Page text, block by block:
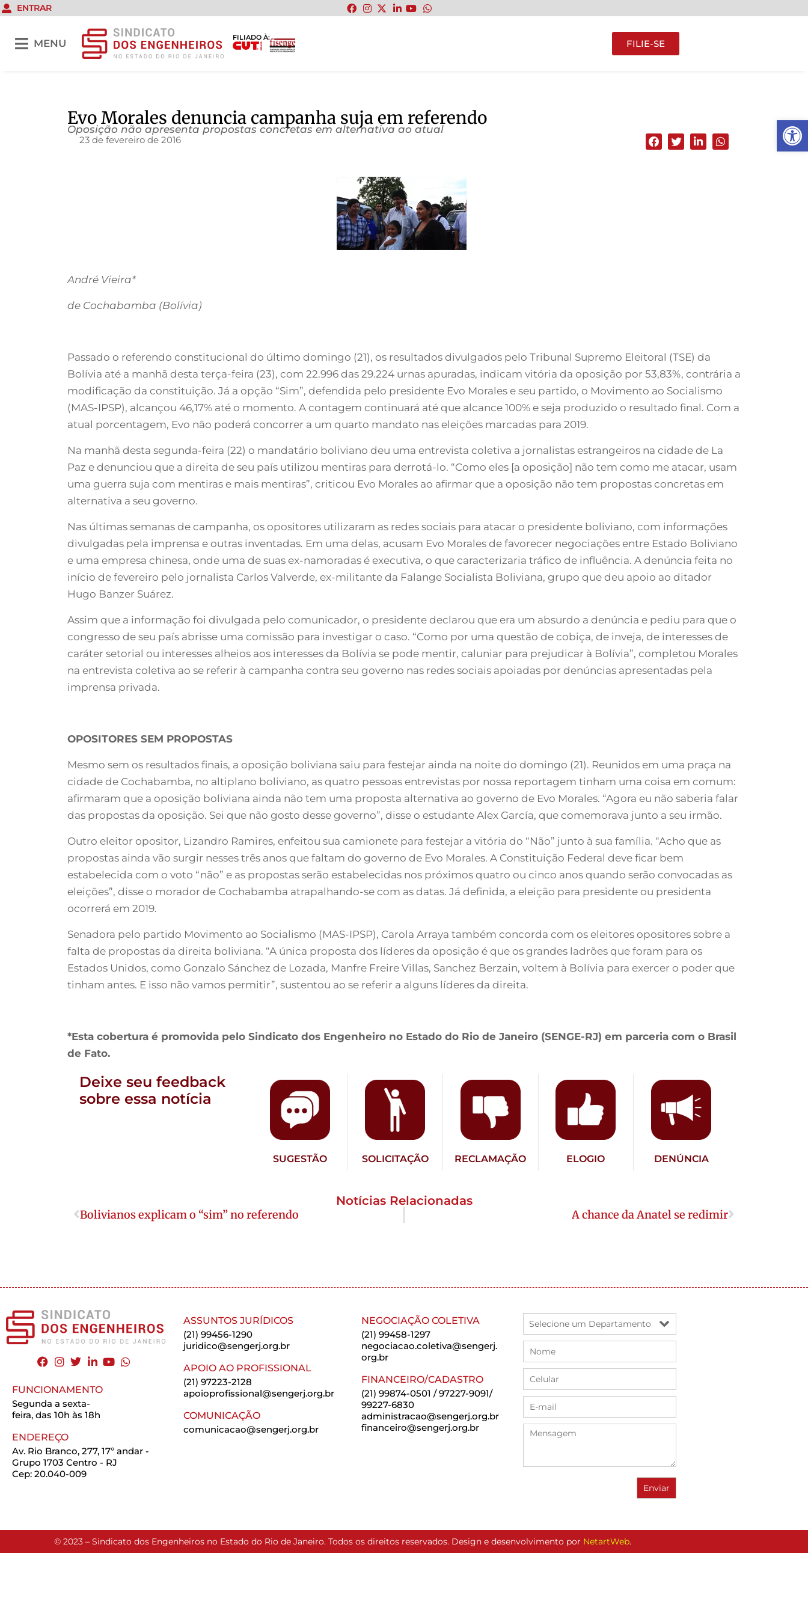
Abrir
ENTRAR
MENU
FILIADO À:
FILIE-SE
Evo Morales denuncia campanha suja em referendo
Oposição não apresenta propostas concretas em alternativa ao atual
23 de fevereiro de 2016
André Vieira*
de Cochabamba (Bolívia)
Passado o referendo constitucional do último domingo (21), os resultados divulgados pelo Tribunal Supremo Eleitoral (TSE) da
Bolívia até a manhã desta terça-feira (23), com 22.996 das 29.224 urnas apuradas, indicam vitória da oposição por 53,83%, contrária a
modificação da constituição. Já a opção “Sim”, defendida pelo presidente Evo Morales e seu partido, o Movimento ao Socialismo
(MAS-IPSP), alcançou 46,17% até o momento. A contagem continuará até que alcance 100% e seja produzido o resultado final. Com a
atual porcentagem, Evo não poderá concorrer a um quarto mandato nas eleições marcadas para 2019.
Na manhã desta segunda-feira (22) o mandatário boliviano deu uma entrevista coletiva a jornalistas estrangeiros na cidade de La
Paz e denunciou que a direita de seu país utilizou mentiras para derrotá-lo. “Como eles [a oposição] não tem como me atacar, usam
uma guerra suja com mentiras e mais mentiras”, criticou Evo Morales ao afirmar que a oposição não tem propostas concretas em
alternativa a seu governo.
Nas últimas semanas de campanha, os opositores utilizaram as redes sociais para atacar o presidente boliviano, com informações
divulgadas pela imprensa e outras inventadas. Em uma delas, acusam Evo Morales de favorecer negociações entre Estado Boliviano
e uma empresa chinesa, onde uma de suas ex-namoradas é executiva, o que caracterizaria tráfico de influência. A denúncia feita no
início de fevereiro pelo jornalista Carlos Valverde, ex-militante da Falange Socialista Boliviana, grupo que deu apoio ao ditador
Hugo Banzer Suárez.
Assim que a informação foi divulgada pelo comunicador, o presidente declarou que era um absurdo a denúncia e pediu para que o
congresso de seu país abrisse uma comissão para investigar o caso. “Como por uma questão de cobiça, de inveja, de interesses de
caráter setorial ou interesses alheios aos interesses da Bolívia se pode mentir, caluniar para prejudicar à Bolívia”, completou Morales
na entrevista coletiva ao se referir à campanha contra seu governo nas redes sociais apoiadas por denúncias apresentadas pela
imprensa privada.
OPOSITORES SEM PROPOSTAS
Mesmo sem os resultados finais, a oposição boliviana saiu para festejar ainda na noite do domingo (21). Reunidos em uma praça na
cidade de Cochabamba, no altiplano boliviano, as quatro pessoas entrevistas por nossa reportagem tinham uma coisa em comum:
afirmaram que a oposição boliviana ainda não tem uma proposta alternativa ao governo de Evo Morales. “Agora eu não saberia falar
das propostas da oposição. Sei que não gosto desse governo”, disse o estudante Alex García, que comemorava junto a seu irmão.
Outro eleitor opositor, Lizandro Ramires, enfeitou sua camionete para festejar a vitória do “Não” junto à sua família. “Acho que as
propostas ainda vão surgir nesses três anos que faltam do governo de Evo Morales. A Constituição Federal deve ficar bem
estabelecida com o voto “não” e as propostas serão estabelecidas nos próximos quatro ou cinco anos quando serão convocadas as
eleições”, disse o morador de Cochabamba atrapalhando-se com as datas. Já definida, a eleição para presidente ou presidenta
ocorrerá em 2019.
Senadora pelo partido Movimento ao Socialismo (MAS-IPSP), Carola Arraya também concorda com os eleitores opositores sobre a
falta de propostas da direita boliviana. “A única proposta dos líderes da oposição é que os grandes ladrões que foram para os
Estados Unidos, como Gonzalo Sánchez de Lozada, Manfre Freire Villas, Sanchez Berzain, voltem à Bolívia para exercer o poder que
tinham antes. E isso não vamos permitir”, sustentou ao se referir a alguns líderes da direita.
*Esta cobertura é promovida pelo Sindicato dos Engenheiro no Estado do Rio de Janeiro (SENGE-RJ) em parceria com o Brasil
de Fato.
Deixe seu feedback
sobre essa notícia
SUGESTÃO SOLICITAÇÃO RECLAMAÇÃO ELOGIO DENÚNCIA
Notícias Relacionadas
Bolivianos explicam o “sim” no referendo A chance da Anatel se redimir
FUNCIONAMENTO
Segunda a sexta-
feira, das 10h às 18h
ENDEREÇO
Av. Rio Branco, 277, 17º andar -
Grupo 1703 Centro - RJ
Cep: 20.040-009
ASSUNTOS JURÍDICOS
(21) 99456-1290
juridico@sengerj.org.br
APOIO AO PROFISSIONAL
(21) 97223-2128
apoioprofissional@sengerj.org.br
COMUNICAÇÃO
comunicacao@sengerj.org.br
NEGOCIAÇÃO COLETIVA
(21) 99458-1297
negociacao.coletiva@sengerj.
org.br
FINANCEIRO/CADASTRO
(21) 99874-0501 / 97227-9091/
99227-6830
administracao@sengerj.org.br
financeiro@sengerj.org.br
© 2023 – Sindicato dos Engenheiros no Estado do Rio de Janeiro. Todos os direitos reservados. Design e desenvolvimento por NetartWeb.